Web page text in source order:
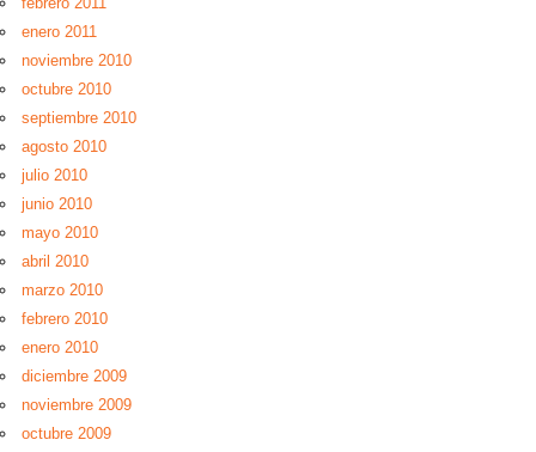
enero 2011
noviembre 2010
octubre 2010
septiembre 2010
agosto 2010
julio 2010
junio 2010
mayo 2010
abril 2010
marzo 2010
febrero 2010
enero 2010
diciembre 2009
noviembre 2009
octubre 2009